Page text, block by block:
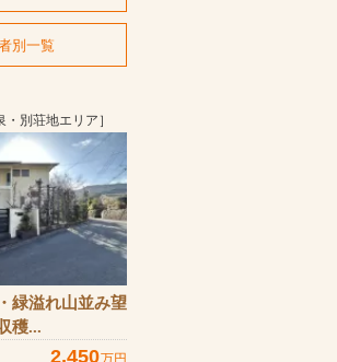
別一覧
・別荘地エリア］
緑溢れ山並み望
穫...
2,450万円